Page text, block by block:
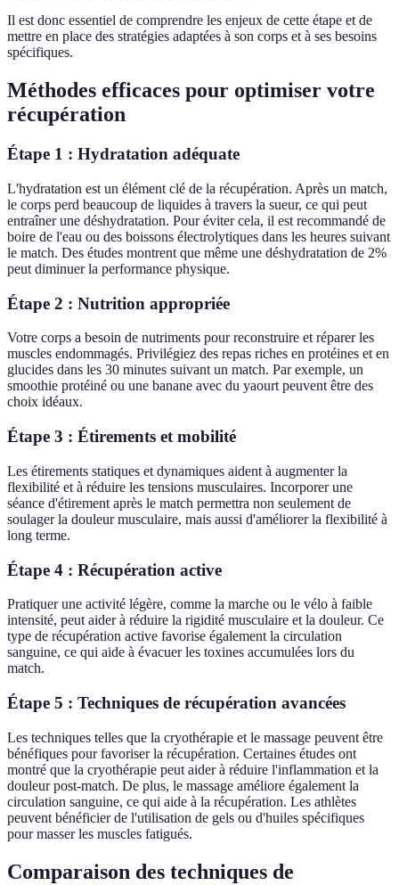
Il est donc essentiel de comprendre les enjeux de cette étape et de
mettre en place des stratégies adaptées à son corps et à ses besoins
spécifiques.
Méthodes efficaces pour optimiser votre
récupération
Étape 1 : Hydratation adéquate
L'hydratation est un élément clé de la récupération. Après un match,
le corps perd beaucoup de liquides à travers la sueur, ce qui peut
entraîner une déshydratation. Pour éviter cela, il est recommandé de
boire de l'eau ou des boissons électrolytiques dans les heures suivant
le match. Des études montrent que même une déshydratation de 2%
peut diminuer la performance physique.
Étape 2 : Nutrition appropriée
Votre corps a besoin de nutriments pour reconstruire et réparer les
muscles endommagés. Privilégiez des repas riches en protéines et en
glucides dans les 30 minutes suivant un match. Par exemple, un
smoothie protéiné ou une banane avec du yaourt peuvent être des
choix idéaux.
Étape 3 : Étirements et mobilité
Les étirements statiques et dynamiques aident à augmenter la
flexibilité et à réduire les tensions musculaires. Incorporer une
séance d'étirement après le match permettra non seulement de
soulager la douleur musculaire, mais aussi d'améliorer la flexibilité à
long terme.
Étape 4 : Récupération active
Pratiquer une activité légère, comme la marche ou le vélo à faible
intensité, peut aider à réduire la rigidité musculaire et la douleur. Ce
type de récupération active favorise également la circulation
sanguine, ce qui aide à évacuer les toxines accumulées lors du
match.
Étape 5 : Techniques de récupération avancées
Les techniques telles que la cryothérapie et le massage peuvent être
bénéfiques pour favoriser la récupération. Certaines études ont
montré que la cryothérapie peut aider à réduire l'inflammation et la
douleur post-match. De plus, le massage améliore également la
circulation sanguine, ce qui aide à la récupération. Les athlètes
peuvent bénéficier de l'utilisation de gels ou d'huiles spécifiques
pour masser les muscles fatigués.
Comparaison des techniques de